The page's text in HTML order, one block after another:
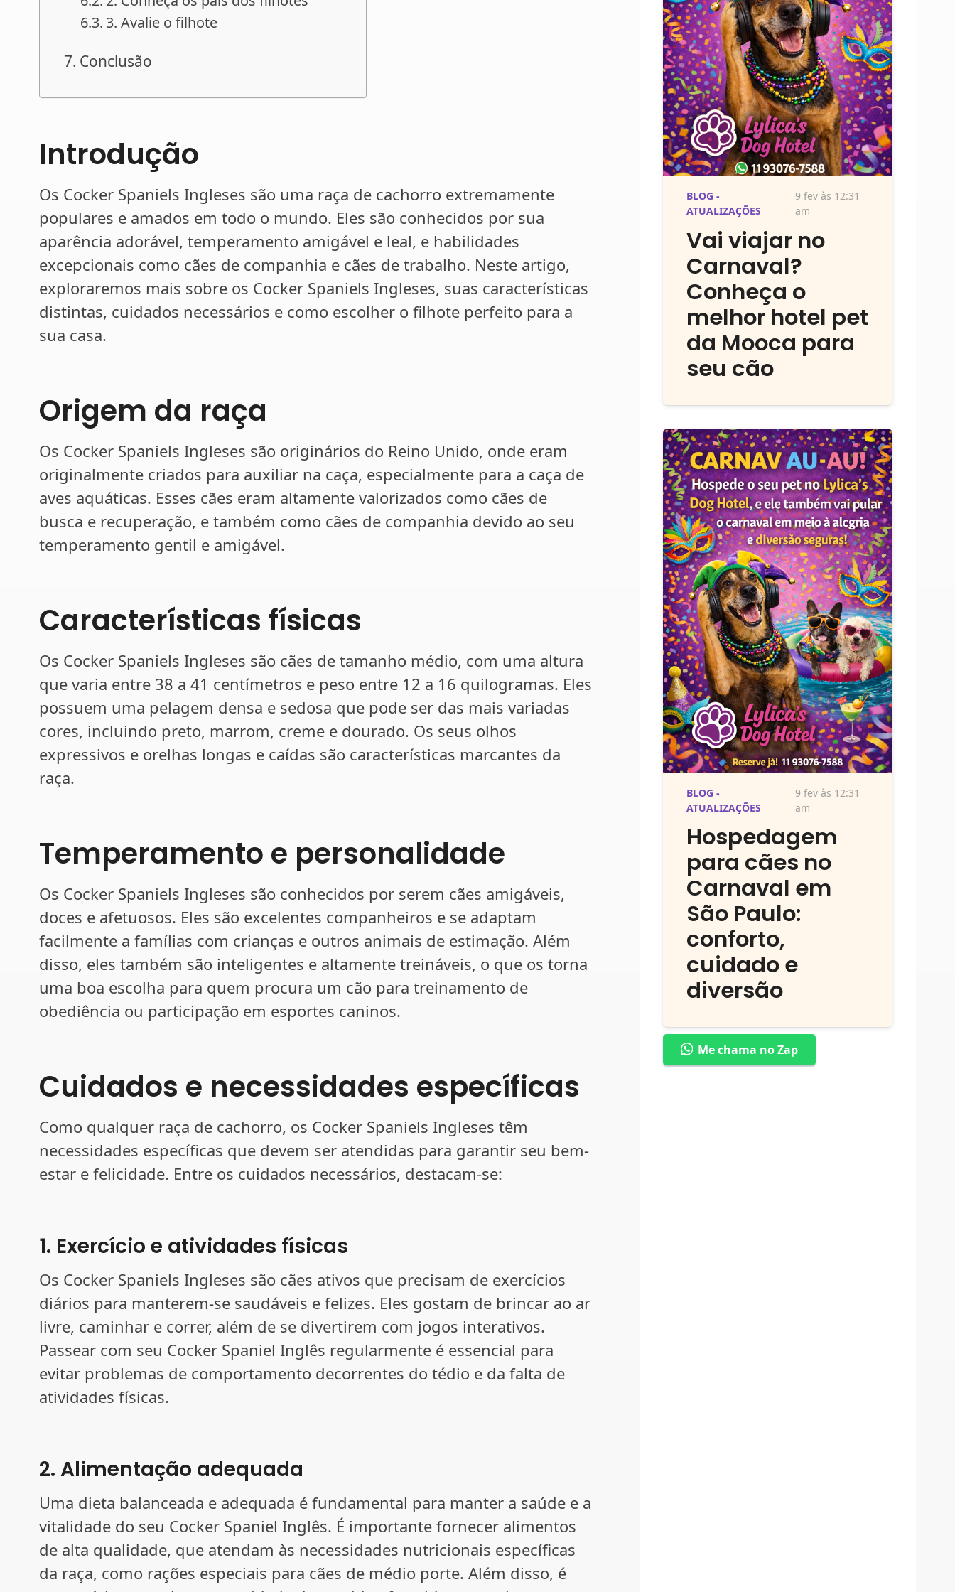
3. Avalie o filhote
Conclusão
Introdução
Os Cocker Spaniels Ingleses são uma raça de cachorro extremamente
populares e amados em todo o mundo. Eles são conhecidos por sua
aparência adorável, temperamento amigável e leal, e habilidades
excepcionais como cães de companhia e cães de trabalho. Neste artigo,
exploraremos mais sobre os Cocker Spaniels Ingleses, suas características
distintas, cuidados necessários e como escolher o filhote perfeito para a
sua casa.
Origem da raça
Os Cocker Spaniels Ingleses são originários do Reino Unido, onde eram
originalmente criados para auxiliar na caça, especialmente para a caça de
aves aquáticas. Esses cães eram altamente valorizados como cães de
busca e recuperação, e também como cães de companhia devido ao seu
temperamento gentil e amigável.
Características físicas
Os Cocker Spaniels Ingleses são cães de tamanho médio, com uma altura
que varia entre 38 a 41 centímetros e peso entre 12 a 16 quilogramas. Eles
possuem uma pelagem densa e sedosa que pode ser das mais variadas
cores, incluindo preto, marrom, creme e dourado. Os seus olhos
expressivos e orelhas longas e caídas são características marcantes da
raça.
Temperamento e personalidade
Os Cocker Spaniels Ingleses são conhecidos por serem cães amigáveis,
doces e afetuosos. Eles são excelentes companheiros e se adaptam
facilmente a famílias com crianças e outros animais de estimação. Além
disso, eles também são inteligentes e altamente treináveis, o que os torna
uma boa escolha para quem procura um cão para treinamento de
obediência ou participação em esportes caninos.
Cuidados e necessidades específicas
Como qualquer raça de cachorro, os Cocker Spaniels Ingleses têm
necessidades específicas que devem ser atendidas para garantir seu bem-
estar e felicidade. Entre os cuidados necessários, destacam-se:
1. Exercício e atividades físicas
Os Cocker Spaniels Ingleses são cães ativos que precisam de exercícios
diários para manterem-se saudáveis e felizes. Eles gostam de brincar ao ar
livre, caminhar e correr, além de se divertirem com jogos interativos.
Passear com seu Cocker Spaniel Inglês regularmente é essencial para
evitar problemas de comportamento decorrentes do tédio e da falta de
atividades físicas.
2. Alimentação adequada
Uma dieta balanceada e adequada é fundamental para manter a saúde e a
vitalidade do seu Cocker Spaniel Inglês. É importante fornecer alimentos
de alta qualidade, que atendam às necessidades nutricionais específicas
da raça, como rações especiais para cães de médio porte. Além disso, é
BLOG -
ATUALIZAÇÕES
9 fev às 12:31
am
Vai viajar no
Carnaval?
Conheça o
melhor hotel pet
da Mooca para
seu cão
BLOG -
ATUALIZAÇÕES
9 fev às 12:31
am
Hospedagem
para cães no
Carnaval em
São Paulo:
conforto,
cuidado e
diversão
Me chama no Zap